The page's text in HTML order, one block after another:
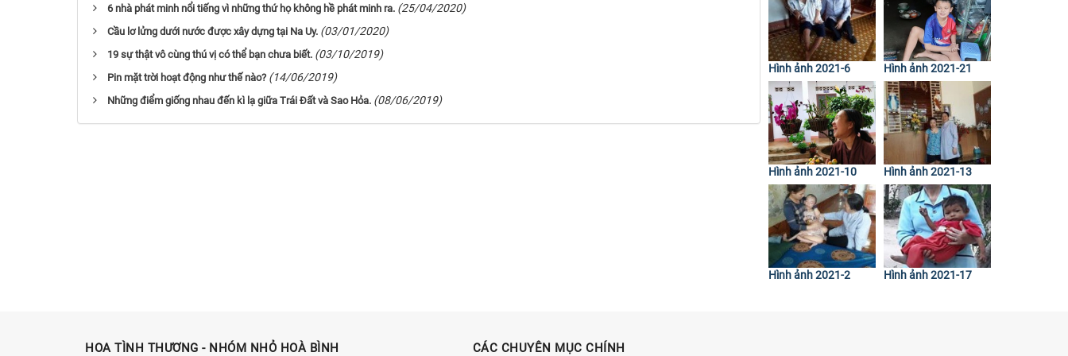
6 nhà phát minh nổi tiếng vì những thứ họ không hề phát minh ra. (25/04/2020)
Cầu lơ lửng dưới nước được xây dựng tại Na Uy. (03/01/2020)
19 sự thật vô cùng thú vị có thể bạn chưa biết. (03/10/2019)
Pin mặt trời hoạt động như thế nào? (14/06/2019)
Những điểm giống nhau đến kì lạ giữa Trái Đất và Sao Hỏa. (08/06/2019)
Hình ảnh 2021-6 Hình ảnh 2021-21
Hình ảnh 2021-10 Hình ảnh 2021-13
Hình ảnh 2021-2 Hình ảnh 2021-17
HOA TÌNH THƯƠNG - NHÓM NHỎ HOÀ BÌNH CÁC CHUYÊN MỤC CHÍNH